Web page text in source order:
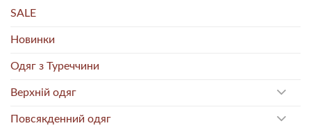
SALE
Новинки
Одяг з Туреччини
Верхній одяг
Повсякденний одяг